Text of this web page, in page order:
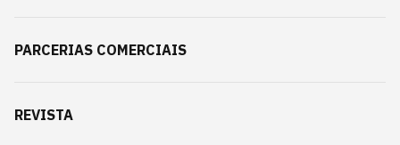
PARCERIAS COMERCIAIS
REVISTA